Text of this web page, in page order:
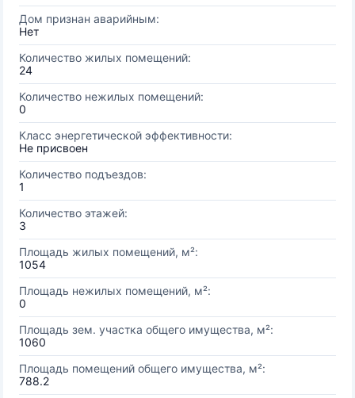
Дом признан аварийным:
Нет
Количество жилых помещений:
24
Количество нежилых помещений:
0
Класс энергетической эффективности:
Не присвоен
Количество подъездов:
1
Количество этажей:
3
Площадь жилых помещений, м²:
1054
Площадь нежилых помещений, м²:
0
Площадь зем. участка общего имущества, м²:
1060
Площадь помещений общего имущества, м²:
788.2